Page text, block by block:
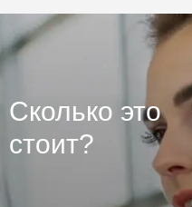
Сколько это
стоит?